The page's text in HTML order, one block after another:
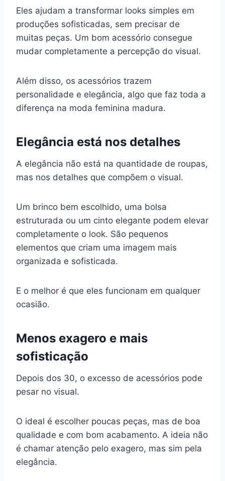
Eles ajudam a transformar looks simples em
produções sofisticadas, sem precisar de
muitas peças. Um bom acessório consegue
mudar completamente a percepção do visual.
Além disso, os acessórios trazem
personalidade e elegância, algo que faz toda a
diferença na moda feminina madura.
Elegância está nos detalhes
A elegância não está na quantidade de roupas,
mas nos detalhes que compõem o visual.
Um brinco bem escolhido, uma bolsa
estruturada ou um cinto elegante podem elevar
completamente o look. São pequenos
elementos que criam uma imagem mais
organizada e sofisticada.
E o melhor é que eles funcionam em qualquer
ocasião.
Menos exagero e mais
sofisticação
Depois dos 30, o excesso de acessórios pode
pesar no visual.
O ideal é escolher poucas peças, mas de boa
qualidade e com bom acabamento. A ideia não
é chamar atenção pelo exagero, mas sim pela
elegância.